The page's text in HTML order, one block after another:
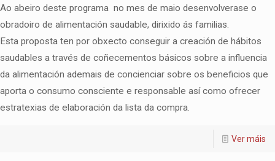
Ao abeiro deste programa no mes de maio desenvolverase o
obradoiro de alimentación saudable, dirixido ás familias.
Esta proposta ten por obxecto conseguir a creación de hábitos
saudables a través de coñecementos básicos sobre a influencia
da alimentación ademais de concienciar sobre os beneficios que
aporta o consumo consciente e responsable así como ofrecer
estratexias de elaboración da lista da compra.
Ver máis